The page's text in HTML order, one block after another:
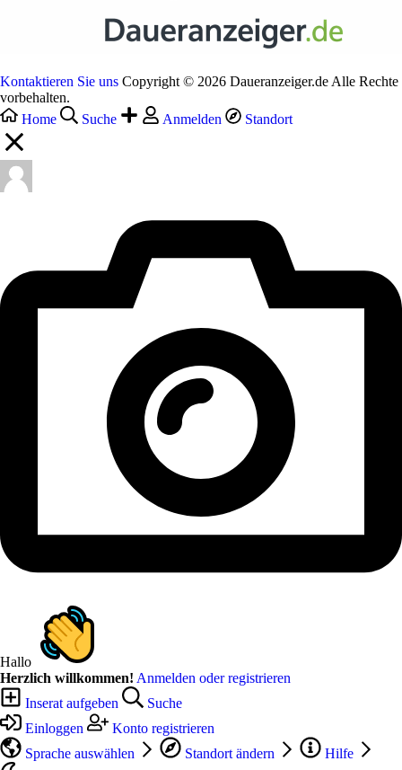
Kontaktieren Sie uns Copyright © 2026 Daueranzeiger.de Alle Rechte
vorbehalten.
Home
Suche Anmelden Standort
Hallo
Herzlich willkommen! Anmelden oder registrieren
Inserat aufgeben
Suche
Einloggen
Konto registrieren
Sprache auswählen
Standort ändern
Hilfe